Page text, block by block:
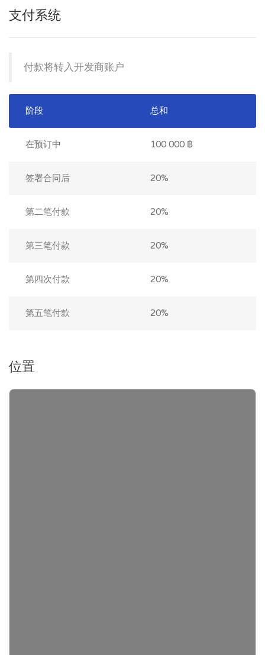
支付系统
付款将转入开发商账户
阶段 总和
在预订中 100 000 ฿
签署合同后 20%
第二笔付款 20%
第三笔付款 20%
第四次付款 20%
第五笔付款 20%
位置